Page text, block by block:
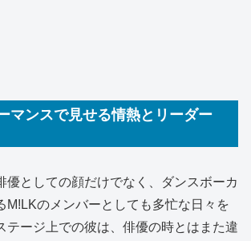
マンスで見せる情熱とリーダー
優としての顔だけでなく、ダンスボーカ
M!LKのメンバーとしても多忙な日々を
テージ上での彼は、俳優の時とはまた違